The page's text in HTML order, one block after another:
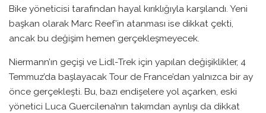
Bike yöneticisi tarafından hayal kırıklığıyla karşılandı. Yeni
başkan olarak Marc Reef’in atanması ise dikkat çekti,
ancak bu değişim hemen gerçekleşmeyecek.
Niermann’ın geçişi ve Lidl-Trek için yapılan değişiklikler, 4
Temmuz’da başlayacak Tour de France’dan yalnızca bir ay
önce gerçekleşti. Bu, bazı endişelere yol açarken, eski
yönetici Luca Guercilena’nın takımdan ayrılışı da dikkat